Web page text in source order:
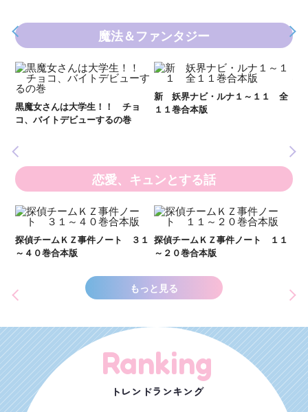
魔法＆ファンタジー
黒魔女さんは大学生！！ チョ
コ、バイトデビューするの巻
新 妖界ナビ・ルナ１～１１ 全
１１巻合本版
恋愛、キュンとする話
探偵チームＫＺ事件ノート ３１
～４０巻合本版
探偵チームＫＺ事件ノート １１
～２０巻合本版
もっと見る
Ranking
トレンドランキング